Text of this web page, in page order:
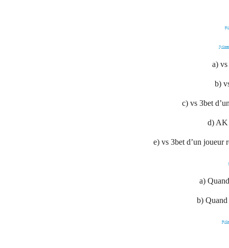
6)
7)
a)
b)
c) vs 3bet
d) AK
e) vs 3bet d’un joueur
a)
b) Quand
9)